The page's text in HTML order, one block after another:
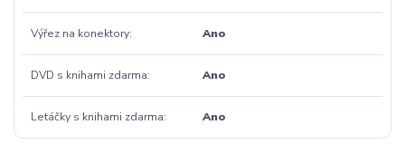
Výřez na konektory Ano
DVD s knihami zdarma Ano
Letáčky s knihami zdarma Ano